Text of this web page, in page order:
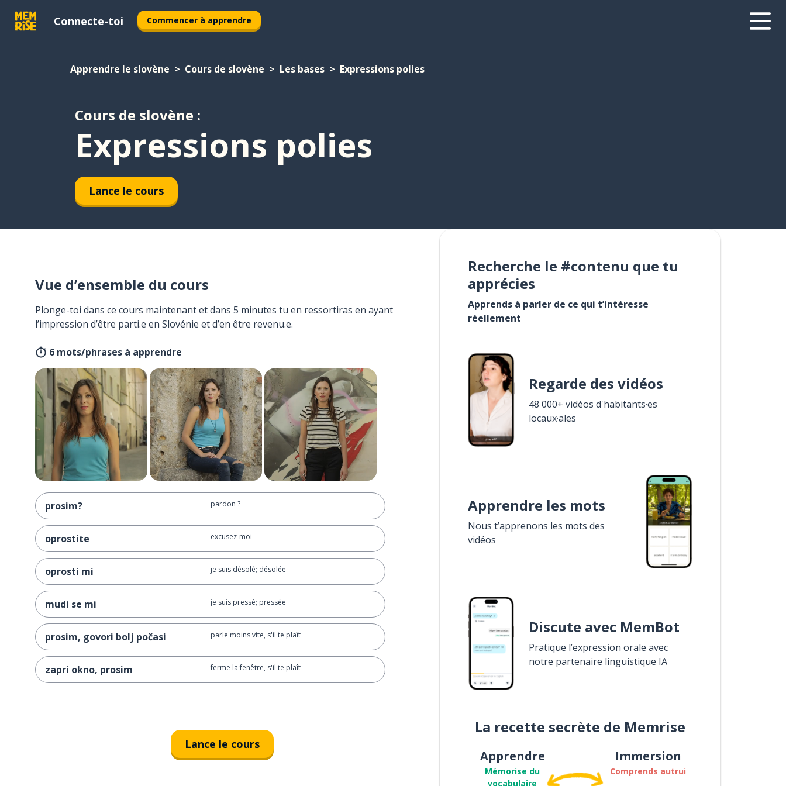
Connecte-toi Commencer à apprendre
Apprendre le slovène Cours de slovène Les bases Expressions polies
Cours de slovène :
Expressions polies
Lance le cours
Vue d’ensemble du cours
Plonge-toi dans ce cours maintenant et dans 5 minutes tu en ressortiras en ayant
l’impression d’être parti.e en Slovénie et d’en être revenu.e.
6 mots/phrases à apprendre
prosim? pardon ?
oprostite excusez-moi
oprosti mi je suis désolé; désolée
mudi se mi je suis pressé; pressée
prosim, govori bolj počasi parle moins vite, s'il te plaît
zapri okno, prosim ferme la fenêtre, s'il te plaît
Lance le cours
Recherche le #contenu que tu
apprécies
Apprends à parler de ce qui t’intéresse
réellement
Regarde des vidéos
48 000+ vidéos d'habitants·es
locaux·ales
Apprendre les mots
Nous t’apprenons les mots des
vidéos
Discute avec MemBot
Pratique l’expression orale avec
notre partenaire linguistique IA
La recette secrète de Memrise
Apprendre
Mémorise du
vocabulaire
Immersion
Comprends autrui